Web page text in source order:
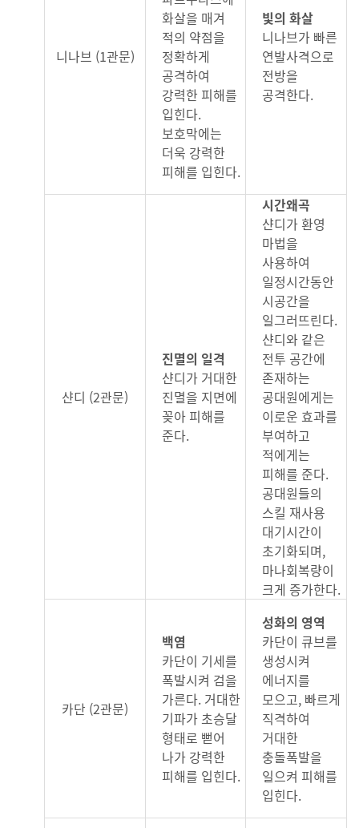
니나브 (1관문)
화살을 매겨
적의 약점을
정확하게
공격하여
강력한 피해를
입힌다.
보호막에는
더욱 강력한
피해를 입힌다.
빛의 화살
니나브가 빠른
연발사격으로
전방을
공격한다.
샨디 (2관문)
진멸의 일격
샨디가 거대한
진멸을 지면에
꽂아 피해를
준다.
시간왜곡
샨디가 환영
마법을
사용하여
일정시간동안
시공간을
일그러뜨린다.
샨디와 같은
전투 공간에
존재하는
공대원에게는
이로운 효과를
부여하고
적에게는
피해를 준다.
공대원들의
스킬 재사용
대기시간이
초기화되며,
마나회복량이
크게 증가한다.
카단 (2관문)
백염
카단이 기세를
폭발시켜 검을
가른다. 거대한
기파가 초승달
형태로 뻗어
나가 강력한
피해를 입힌다.
성화의 영역
카단이 큐브를
생성시켜
에너지를
모으고, 빠르게
직격하여
거대한
충돌폭발을
일으켜 피해를
입힌다.